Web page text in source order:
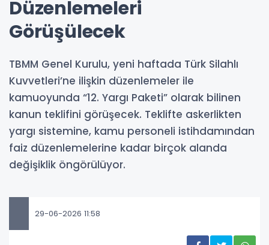
Düzenlemeleri
Görüşülecek
TBMM Genel Kurulu, yeni haftada Türk Silahlı
Kuvvetleri’ne ilişkin düzenlemeler ile
kamuoyunda “12. Yargı Paketi” olarak bilinen
kanun teklifini görüşecek. Teklifte askerlikten
yargı sistemine, kamu personeli istihdamından
faiz düzenlemelerine kadar birçok alanda
değişiklik öngörülüyor.
29-06-2026 11:58